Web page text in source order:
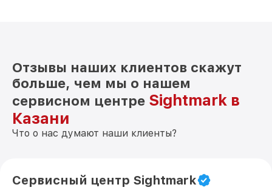
Отзывы наших клиентов скажут
больше, чем мы о нашем
сервисном центре Sightmark в
Казани
Что о нас думают наши клиенты?
Сервисный центр Sightmark